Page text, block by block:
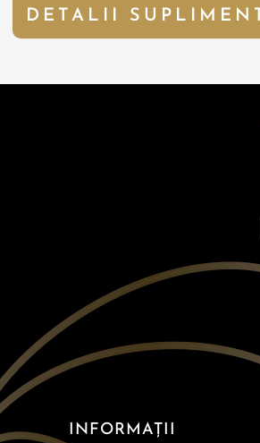
DETALII
INFORMAȚII